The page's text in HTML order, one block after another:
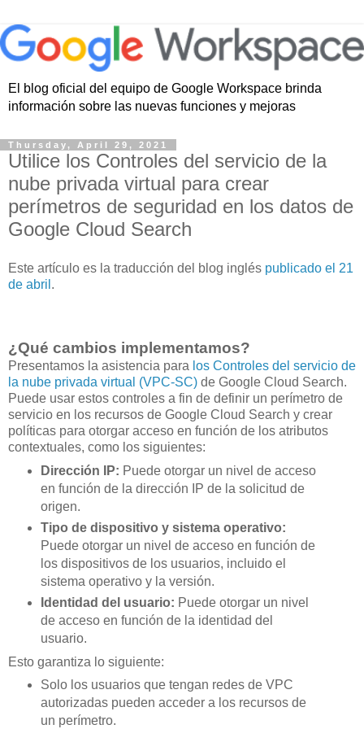
El blog oficial del equipo de Google Workspace brinda
información sobre las nuevas funciones y mejoras
Thursday, April 29, 2021
Utilice los Controles del servicio de la
nube privada virtual para crear
perímetros de seguridad en los datos de
Google Cloud Search
Este artículo es la traducción del blog inglés publicado el 21
de abril .
¿Qué cambios implementamos?
Presentamos la asistencia para los Controles del servicio de
la nube privada virtual (VPC-SC) de Google Cloud Search.
Puede usar estos controles a fin de definir un perímetro de
servicio en los recursos de Google Cloud Search y crear
políticas para otorgar acceso en función de los atributos
contextuales, como los siguientes:
Dirección IP: Puede otorgar un nivel de acceso
en función de la dirección IP de la solicitud de
origen.
Tipo de dispositivo y sistema operativo:
Puede otorgar un nivel de acceso en función de
los dispositivos de los usuarios, incluido el
sistema operativo y la versión.
Identidad del usuario: Puede otorgar un nivel
de acceso en función de la identidad del
usuario.
Esto garantiza lo siguiente:
Solo los usuarios que tengan redes de VPC
autorizadas pueden acceder a los recursos de
un perímetro.